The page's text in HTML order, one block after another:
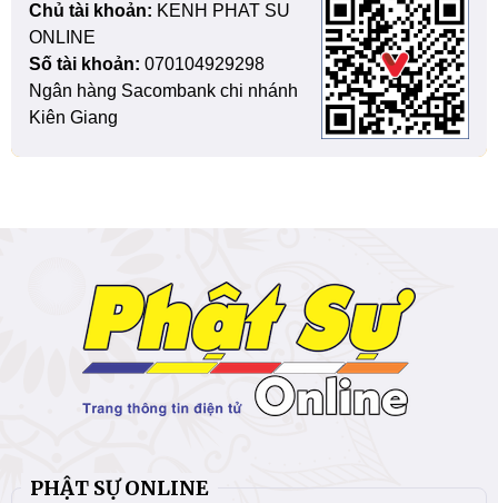
Chủ tài khoản: KENH PHAT SU
ONLINE
Số tài khoản: 070104929298
Ngân hàng Sacombank chi nhánh
Kiên Giang
PHẬT SỰ ONLINE